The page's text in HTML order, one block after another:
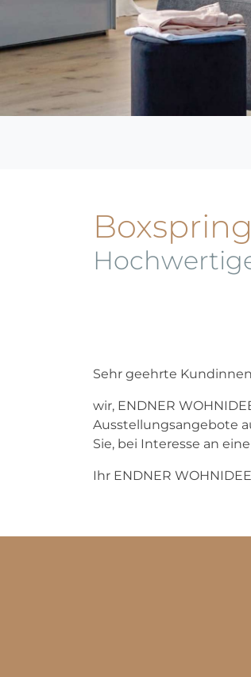
Sehr geehrte
wir, ENDNER
Ausstellungsangebote
Sie, bei Interesse an
Ihr ENDNER